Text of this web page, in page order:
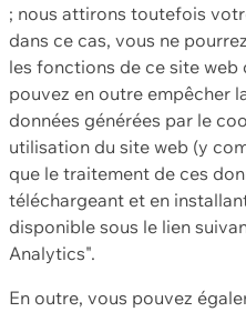
; nous attirons toutefois
dans ce cas, vous ne
les fonctions de ce site web
pouvez en outre empêcher
données générées par le
utilisation du site web (y
que le traitement de ces
téléchargeant et en
disponible sous le lien
Analytics".
En outre, vous pouvez